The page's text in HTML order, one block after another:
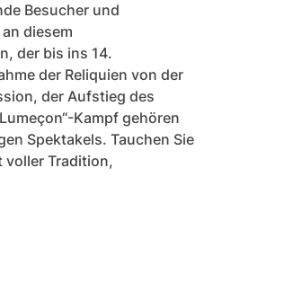
Besucher und
diesem
der bis ins 14.
der Reliquien von der
der Aufstieg des
Kampf gehören
Spektakels. Tauchen Sie
voller Tradition,